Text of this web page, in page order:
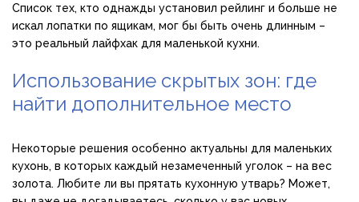
Список тех, кто однажды установил рейлинг и больше не
искал лопатки по ящикам, мог бы быть очень длинным –
это реальный лайфхак для маленькой кухни.
Использование скрытых зон: где
найти дополнительное место
Некоторые решения особенно актуальны для маленьких
кухонь, в которых каждый незамеченный уголок – на вес
золота. Любите ли вы прятать кухонную утварь? Может,